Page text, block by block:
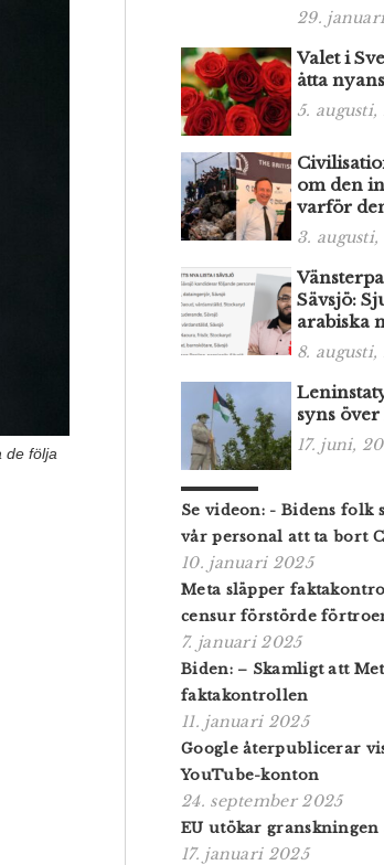
de följa
29.
Valet i
åtta
5. augusti,
om den
varför
3.
Sävsjö:
arabiska
8.
syns
17. juni,
Se videon: - Bidens folk
vår personal att ta bort
10. januari 2025
Meta släpper
censur förstörde
7. januari 2025
Biden: – Skamligt att
faktakontrollen
11. januari 2025
Google återpublicerar
YouTube-konton
24. september 2025
EU utökar granskningen
17. januari 2025